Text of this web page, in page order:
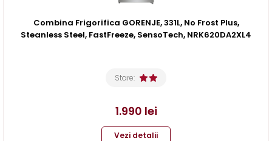
Combina Frigorifica GORENJE, 331L, No Frost Plus,
Steanless Steel, FastFreeze, SensoTech, NRK620DA2XL4
Stare:
1.990 lei
Vezi detalii